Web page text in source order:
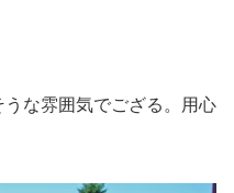
な雰囲気でござる。用心